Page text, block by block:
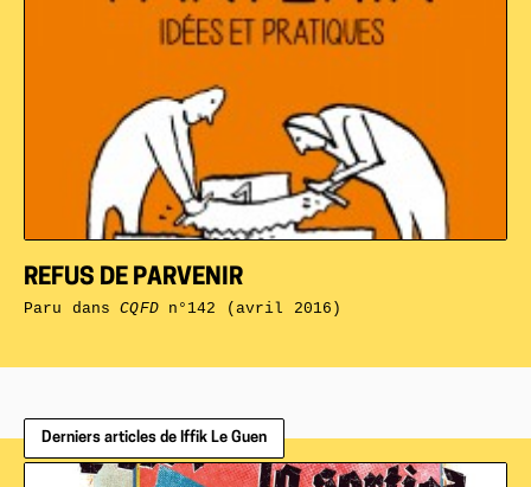
REFUS DE PARVENIR
Paru dansCQFDn°142 (avril 2016)
Derniers articles de Iffik Le Guen